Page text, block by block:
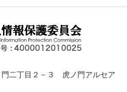
門二丁目２－３ 虎ノ門アルセア